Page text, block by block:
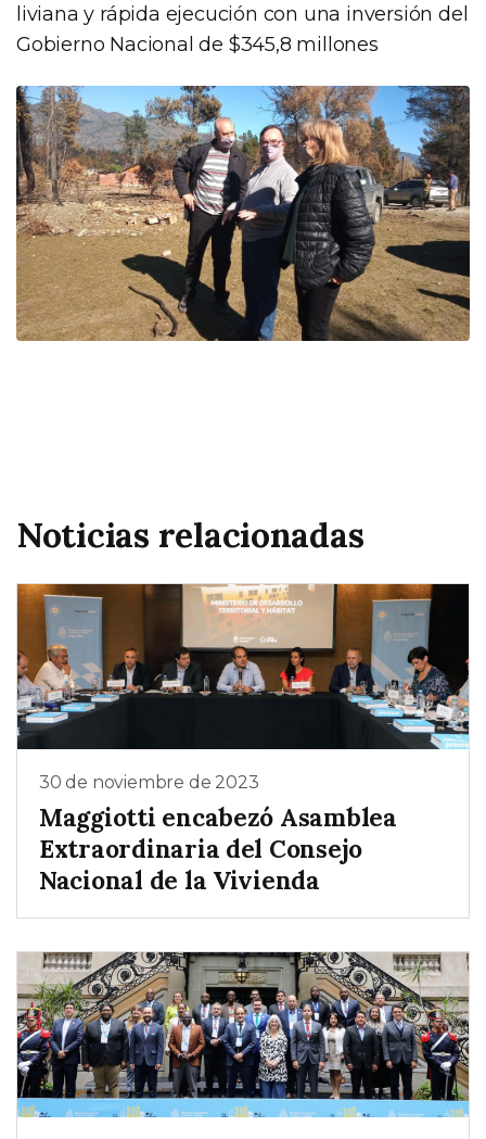
liviana y rápida ejecución con una inversión del
Gobierno Nacional de $345,8 millones
Noticias relacionadas
30 de noviembre de 2023
Maggiotti encabezó Asamblea
Extraordinaria del Consejo
Nacional de la Vivienda